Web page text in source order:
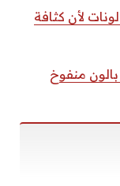
لأن كثافة
منفوخ